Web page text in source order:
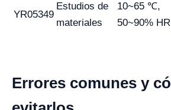
YR05349
Estudios de
materiales
10~65 ℃,
50~90% HR
Errores comunes y